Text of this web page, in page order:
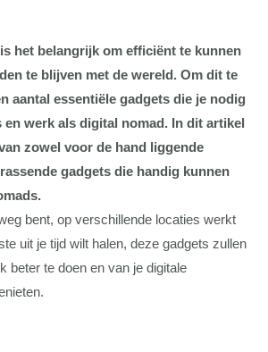
het belangrijk om efficiënt te kunnen
te blijven met de wereld. Om dit te
aantal essentiële gadgets die je nodig
en werk als digital nomad. In dit artikel
zowel voor de hand liggende
gadgets die handig kunnen
bent, op verschillende locaties werkt
uit je tijd wilt halen, deze gadgets zullen
beter te doen en van je digitale